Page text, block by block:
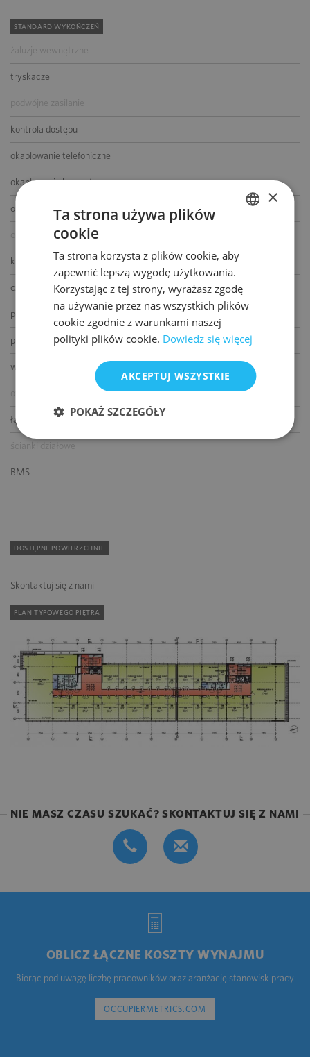
STANDARD WYKOŃCZEŃ
żaluzje wewnętrzne
tryskacze
podwójne zasilanie
kontrola dostępu
okablowanie telefoniczne
okablowanie komputerowe
okablowanie elektryczne
centrala telefoniczna
klimatyzacja
czujniki dymu i ciepła
podnoszone podłogi
podwieszane sufity
wykładziny
łącze światłowodowe
ścianki działowe
BMS
DOSTĘPNE POWIERZCHNIE
Skontaktuj się z nami
PLAN TYPOWEGO PIĘTRA
NIE MASZ CZASU SZUKAĆ? SKONTAKTUJ SIĘ Z NAMI
OBLICZ ŁĄCZNE KOSZTY WYNAJMU
Biorąc pod uwagę liczbę pracowników oraz aranżację stanowisk pracy
OCCUPIERMETRICS.COM
ENGLISH
×
Ta strona używa plików
cookie
Ta strona korzysta z plików cookie, aby
zapewnić lepszą wygodę użytkowania.
Korzystając z tej strony, wyrażasz zgodę
na używanie przez nas wszystkich plików
cookie zgodnie z warunkami naszej
polityki plików cookie. Dowiedz się więcej
AKCEPTUJ WSZYSTKIE
POKAŻ SZCZEGÓŁY